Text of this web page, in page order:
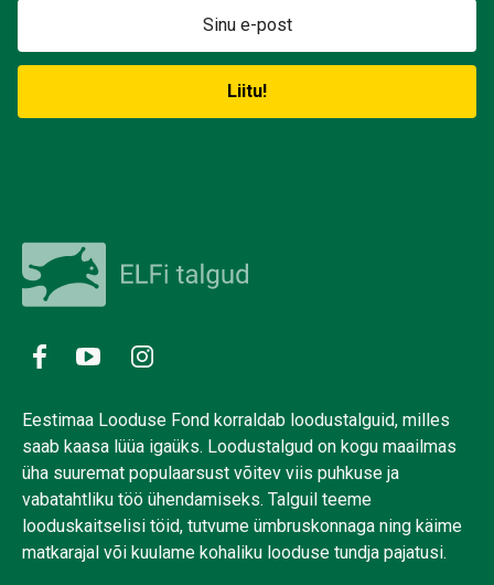
Eestimaa Looduse Fond korraldab loodustalguid, milles
saab kaasa lüüa igaüks. Loodustalgud on kogu maailmas
üha suuremat populaarsust võitev viis puhkuse ja
vabatahtliku töö ühendamiseks. Talguil teeme
looduskaitselisi töid, tutvume ümbruskonnaga ning käime
matkarajal või kuulame kohaliku looduse tundja pajatusi.